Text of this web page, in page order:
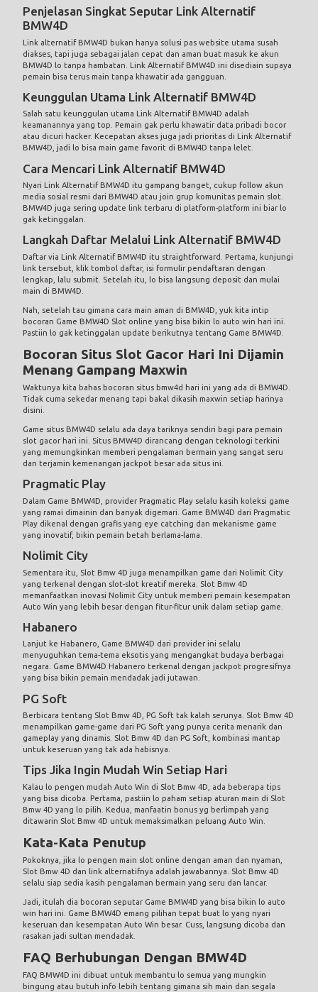
Penjelasan Singkat Seputar Link Alternatif
BMW4D
Link alternatif BMW4D bukan hanya solusi pas website utama susah
diakses, tapi juga sebagai jalan cepat dan aman buat masuk ke akun
BMW4D lo tanpa hambatan. Link Alternatif BMW4D ini disediain supaya
pemain bisa terus main tanpa khawatir ada gangguan.
Keunggulan Utama Link Alternatif BMW4D
Salah satu keunggulan utama Link Alternatif BMW4D adalah
keamanannya yang top. Pemain gak perlu khawatir data pribadi bocor
atau dicuri hacker. Kecepatan akses juga jadi prioritas di Link Alternatif
BMW4D, jadi lo bisa main game favorit di BMW4D tanpa lelet.
Cara Mencari Link Alternatif BMW4D
Nyari Link Alternatif BMW4D itu gampang banget, cukup follow akun
media sosial resmi dari BMW4D atau join grup komunitas pemain slot.
BMW4D juga sering update link terbaru di platform-platform ini biar lo
gak ketinggalan.
Langkah Daftar Melalui Link Alternatif BMW4D
Daftar via Link Alternatif BMW4D itu straightforward. Pertama, kunjungi
link tersebut, klik tombol daftar, isi formulir pendaftaran dengan
lengkap, lalu submit. Setelah itu, lo bisa langsung deposit dan mulai
main di BMW4D.
Nah, setelah tau gimana cara main aman di BMW4D, yuk kita intip
bocoran Game BMW4D Slot online yang bisa bikin lo auto win hari ini.
Pastiin lo gak ketinggalan update berikutnya tentang Game BMW4D.
Bocoran Situs Slot Gacor Hari Ini Dijamin
Menang Gampang Maxwin
Waktunya kita bahas bocoran situs bmw4d hari ini yang ada di BMW4D.
Tidak cuma sekedar menang tapi bakal dikasih maxwin setiap harinya
disini.
Game situs BMW4D selalu ada daya tariknya sendiri bagi para pemain
slot gacor hari ini. Situs BMW4D dirancang dengan teknologi terkini
yang memungkinkan memberi pengalaman bermain yang sangat seru
dan terjamin kemenangan jackpot besar ada situs ini.
Pragmatic Play
Dalam Game BMW4D, provider Pragmatic Play selalu kasih koleksi game
yang ramai dimainin dan banyak digemari. Game BMW4D dari Pragmatic
Play dikenal dengan grafis yang eye catching dan mekanisme game
yang inovatif, bikin pemain betah berlama-lama.
Nolimit City
Sementara itu, Slot Bmw 4D juga menampilkan game dari Nolimit City
yang terkenal dengan slot-slot kreatif mereka. Slot Bmw 4D
memanfaatkan inovasi Nolimit City untuk memberi pemain kesempatan
Auto Win yang lebih besar dengan fitur-fitur unik dalam setiap game.
Habanero
Lanjut ke Habanero, Game BMW4D dari provider ini selalu
menyuguhkan tema-tema eksotis yang mengangkat budaya berbagai
negara. Game BMW4D Habanero terkenal dengan jackpot progresifnya
yang bisa bikin pemain mendadak jadi jutawan.
PG Soft
Berbicara tentang Slot Bmw 4D, PG Soft tak kalah serunya. Slot Bmw 4D
menampilkan game-game dari PG Soft yang punya cerita menarik dan
gameplay yang dinamis. Slot Bmw 4D dan PG Soft, kombinasi mantap
untuk keseruan yang tak ada habisnya.
Tips Jika Ingin Mudah Win Setiap Hari
Kalau lo pengen mudah Auto Win di Slot Bmw 4D, ada beberapa tips
yang bisa dicoba. Pertama, pastiin lo paham setiap aturan main di Slot
Bmw 4D yang lo pilih. Kedua, manfaatin bonus yg berlimpah yang
ditawarin Slot Bmw 4D untuk memaksimalkan peluang Auto Win.
Kata-Kata Penutup
Pokoknya, jika lo pengen main slot online dengan aman dan nyaman,
Slot Bmw 4D dan link alternatifnya adalah jawabannya. Slot Bmw 4D
selalu siap sedia kasih pengalaman bermain yang seru dan lancar.
Jadi, itulah dia bocoran seputar Game BMW4D yang bisa bikin lo auto
win hari ini. Game BMW4D emang pilihan tepat buat lo yang nyari
keseruan dan kesempatan Auto Win besar. Cuss, langsung dicoba dan
rasakan jadi sultan mendadak.
FAQ Berhubungan Dengan BMW4D
FAQ BMW4D ini dibuat untuk membantu lo semua yang mungkin
bingung atau butuh info lebih tentang gimana sih main dan segala